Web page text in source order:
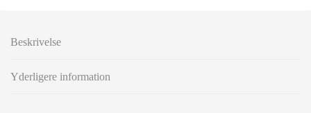
Beskrivelse
Yderligere information